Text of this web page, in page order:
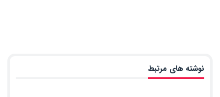
نوشته های مرتبط